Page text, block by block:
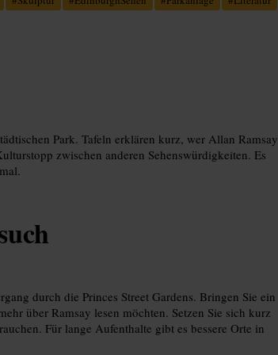
Park. Tafeln erklären kurz, wer Allan Ramsay
zwischen anderen Sehenswürdigkeiten. Es
durch die Princes Street Gardens. Bringen Sie ein
über Ramsay lesen möchten. Setzen Sie sich kurz
Für lange Aufenthalte gibt es bessere Orte in